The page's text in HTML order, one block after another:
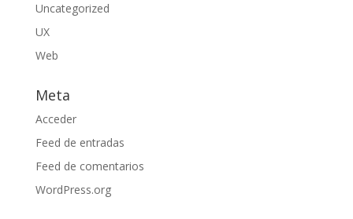
Uncategorized
UX
Web
Meta
Acceder
Feed de entradas
Feed de comentarios
WordPress.org